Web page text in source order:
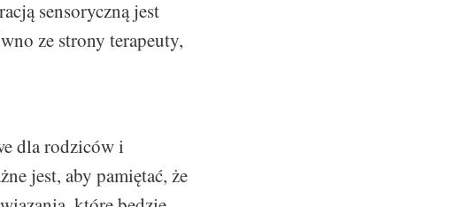
sensoryczną jest
ze strony terapeuty,
dla rodziców i
jest, aby pamiętać, że